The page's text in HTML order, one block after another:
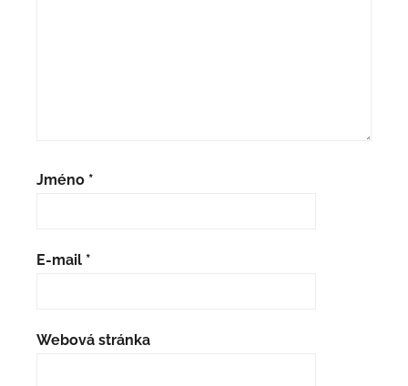
Jméno *
E-mail *
Webová stránka